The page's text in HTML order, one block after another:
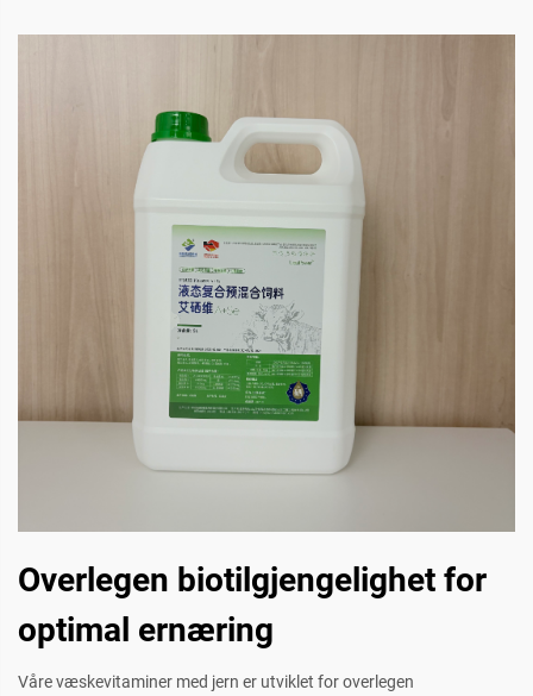
Overlegen biotilgjengelighet for
optimal ernæring
Våre væskevitaminer med jern er utviklet for overlegen